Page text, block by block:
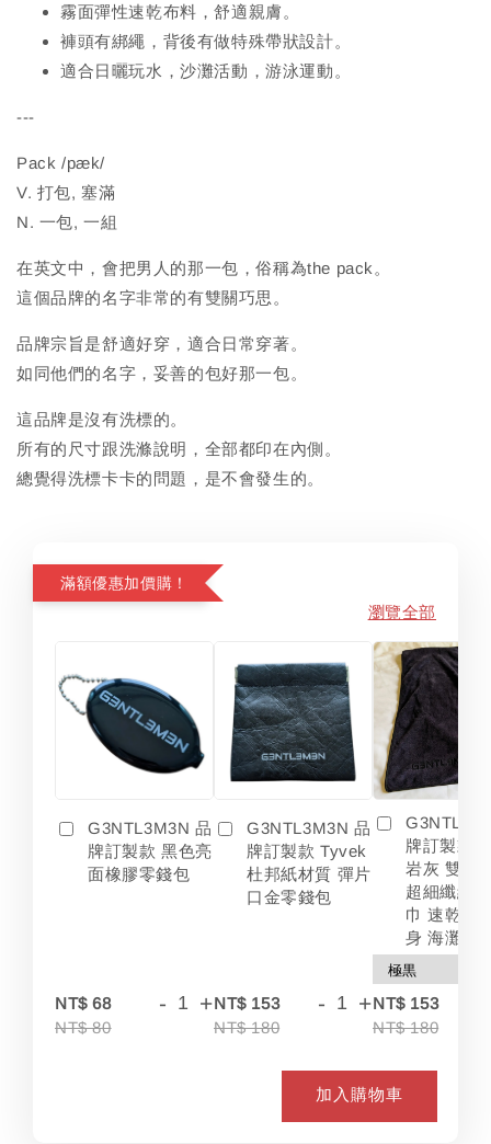
霧面彈性速乾布料，舒適親膚。
褲頭有綁繩，背後有做特殊帶狀設計。
適合日曬玩水，沙灘活動，游泳運動。
---
Pack /pæk/
V. 打包, 塞滿
N. 一包, 一組
在英文中，會把男人的那一包，俗稱為the pack。
這個品牌的名字非常的有雙關巧思。
品牌宗旨是舒適好穿，適合日常穿著。
如同他們的名字，妥善的包好那一包。
這品牌是沒有洗標的。
所有的尺寸跟洗滌說明，全部都印在內側。
總覺得洗標卡卡的問題，是不會發生的。
滿額優惠加價購！
瀏覽全部
G3NTL3M3N 品
牌訂製款 黑色亮
面橡膠零錢包
NT$ 68
NT$ 80
- +
G3NTL3M3N 品
牌訂製款 Tyvek
杜邦紙材質 彈片
口金零錢包
NT$ 153
NT$ 180
- +
牌訂製款
岩灰 雙色
超細纖維
巾 速乾 吸
身 海灘
NT$ 153
NT$ 180
加入購物車